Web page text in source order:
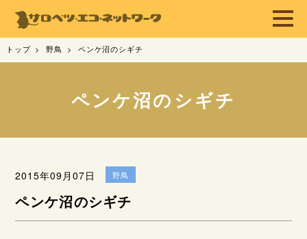
トップ 野鳥 ペンケ沼のシギチ
ペンケ沼のシギチ
2015年09月07日 野鳥
ペンケ沼のシギチ